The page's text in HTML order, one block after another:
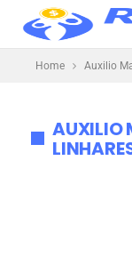
Home Auxilio
AUXILIO